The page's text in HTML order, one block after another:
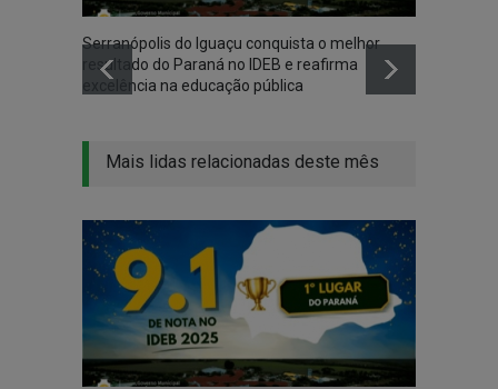
Serranópolis do Iguaçu conquista o melhor
resultado do Paraná no IDEB e reafirma
excelência na educação pública
Mais lidas relacionadas deste mês